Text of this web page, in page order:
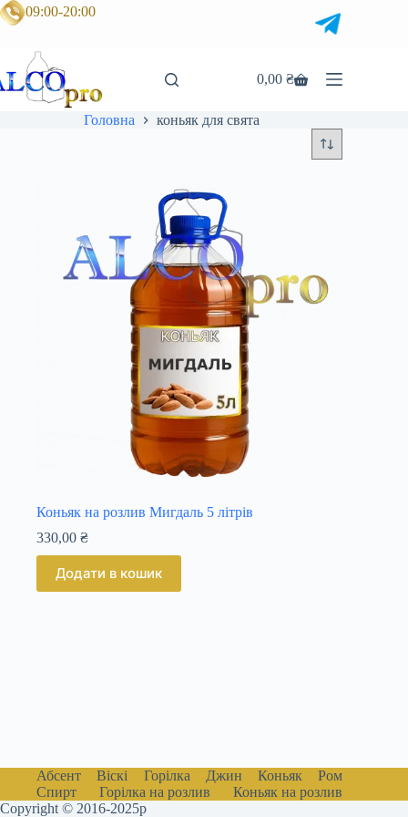
Перейти
до
09:00-20:00
Кошик
0,00₴
Головна коньяк для свята
Коньяк на розлив Мигдаль 5 літрів
330,00 ₴
Додати в кошик
Абсент Віскі Горілка Джин Коньяк
Ром
Спирт
Горілка на розлив
Коньяк на розлив
Copyright © 2016-2025р